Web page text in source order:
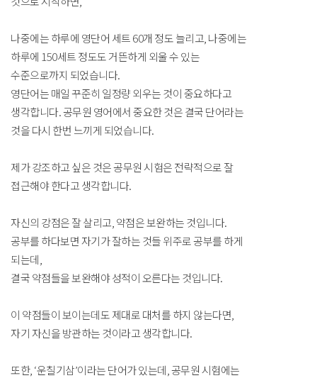
나중에는 하루에 영단어 세트 60개 정도 늘리고, 나중에는
하루에 150세트 정도도 거뜬하게 외울 수 있는
수준으로까지 되었습니다.
영단어는 매일 꾸준히 일정량 외우는 것이 중요하다고
생각합니다. 공무원 영어에서 중요한 것은 결국 단어라는
것을 다시 한번 느끼게 되었습니다.
제가 강조하고 싶은 것은 공무원 시험은 전략적으로 잘
접근해야 한다고 생각합니다.
자신의 강점은 잘 살리고, 약점은 보완하는 것입니다.
공부를 하다보면 자기가 잘하는 것들 위주로 공부를 하게
되는데,
결국 약점들을 보완해야 성적이 오른다는 것입니다.
이 약점들이 보이는데도 제대로 대처를 하지 않는다면,
자기 자신을 방관하는 것이라고 생각합니다.
또한, ‘운칠기삼’이라는 단어가 있는데, 공무원 시험에는